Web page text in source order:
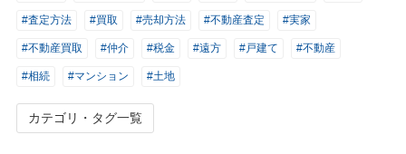
#査定方法 #買取 #売却方法 #不動産査定 #実家
#不動産買取 #仲介 #税金 #遠方 #戸建て #不動産
#相続 #マンション #土地
カテゴリ・タグ一覧